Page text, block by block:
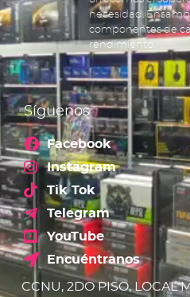
necesidad.
componentes de
rendimiento.
Síguenos
Facebook
Instagram
Tik Tok
Telegram
YouTube
Encuéntranos
CCNU, 2DO PISO, LOCAL